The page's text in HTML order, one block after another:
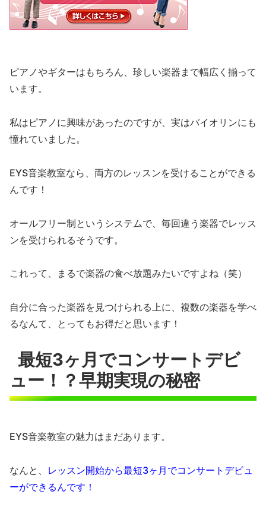
ピアノやギターはもちろん、珍しい楽器まで幅広く揃って
います。
私はピアノに興味があったのですが、実はバイオリンにも
憧れていました。
EYS音楽教室なら、両方のレッスンを受けることができる
んです！
オールフリー制というシステムで、毎回違う楽器でレッス
ンを受けられるそうです。
これって、まるで楽器の食べ放題みたいですよね（笑）
自分に合った楽器を見つけられる上に、複数の楽器を学べ
るなんて、とってもお得だと思います！
最短3ヶ月でコンサートデビ
ュー！？早期実現の秘密
EYS音楽教室の魅力はまだあります。
なんと、 レッスン開始から最短3ヶ月でコンサートデビュ
ーができるんです！